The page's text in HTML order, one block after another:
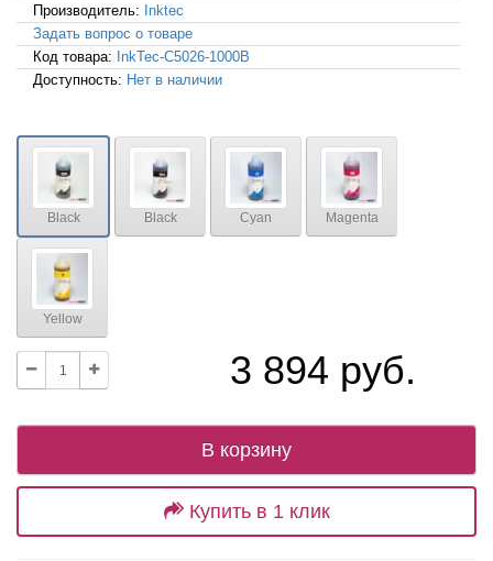
Производитель: Inktec
Задать вопрос о товаре
Код товара: InkTec-C5026-1000B
Доступность: Нет в наличии
Black Black Cyan Magenta
Yellow
3 894 руб.
В корзину
Купить в 1 клик